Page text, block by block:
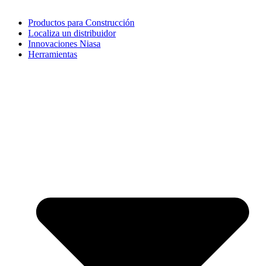
Productos para Construcción
Localiza un distribuidor
Innovaciones Niasa
Herramientas